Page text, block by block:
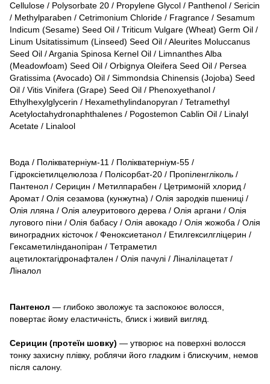
Cellulose / Polysorbate 20 / Propylene Glycol / Panthenol / Sericin
/ Methylparaben / Cetrimonium Chloride / Fragrance / Sesamum
Indicum (Sesame) Seed Oil / Triticum Vulgare (Wheat) Germ Oil /
Linum Usitatissimum (Linseed) Seed Oil / Aleurites Moluccanus
Seed Oil / Argania Spinosa Kernel Oil / Limnanthes Alba
(Meadowfoam) Seed Oil / Orbignya Oleifera Seed Oil / Persea
Gratissima (Avocado) Oil / Simmondsia Chinensis (Jojoba) Seed
Oil / Vitis Vinifera (Grape) Seed Oil / Phenoxyethanol /
Ethylhexylglycerin / Hexamethylindanopyran / Tetramethyl
Acetyloctahydronaphthalenes / Pogostemon Cablin Oil / Linalyl
Acetate / Linalool
Вода / Полікватерніум-11 / Полікватерніум-55 /
Гідроксіетилцелюлоза / Полісорбат-20 / Пропіленгліколь /
Пантенол / Серицин / Метилпарабен / Цетримоній хлорид /
Аромат / Олія сезамова (кунжутна) / Олія зародків пшениці /
Олія лляна / Олія алеуритового дерева / Олія аргани / Олія
лугового піни / Олія бабасу / Олія авокадо / Олія жожоба / Олія
виноградних кісточок / Феноксиетанол / Етилгексилгліцерин /
Гексаметилінданопіран / Тетраметил
ацетилоктагідронафтален / Олія пачулі / Ліналілацетат /
Ліналол
Пантенол — глибоко зволожує та заспокоює волосся,
повертає йому еластичність, блиск і живий вигляд.
Серицин (протеїн шовку) — утворює на поверхні волосся
тонку захисну плівку, роблячи його гладким і блискучим, немов
після салону.